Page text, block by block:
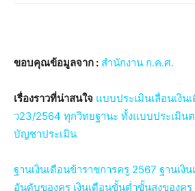
ขอบคุณข้อมูลจาก : สำนักงาน ก.ค.ศ.
เรื่องราวที่น่าสนใจ แบบประเมินเลื่อนเงิน
ว23/2564 ทุกวิทยฐานะ ทั้งแบบประเมิน
บัญชาประเมิน
ฐานเงินเดือนข้าราชการครู 2567 ฐานเงิ
อันดับของครู เงินเดือนขั้นต่ำขั้นสูงของค